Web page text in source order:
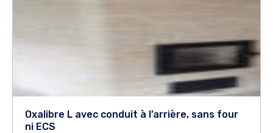
Oxalibre L avec conduit à l’arrière, sans four
ni ECS